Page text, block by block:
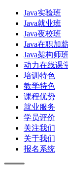
Java实验班
Java就业班
Java夜校班
Java在职加
Java架构师班
动力在线课
培训特色
教学特色
课程优势
就业服务
学员评价
关注我们
关于我们
报名系统